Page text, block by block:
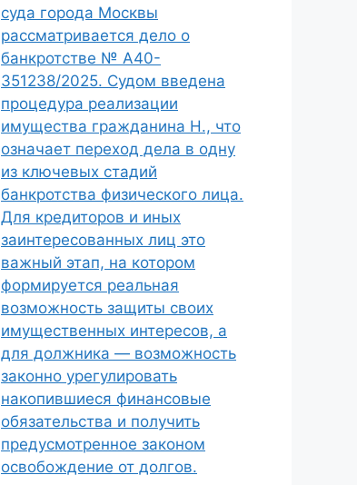
суда города Москвы
рассматривается дело о
банкротстве № А40-
351238/2025. Судом введена
процедура реализации
имущества гражданина Н., что
означает переход дела в одну
из ключевых стадий
банкротства физического лица.
Для кредиторов и иных
заинтересованных лиц это
важный этап, на котором
формируется реальная
возможность защиты своих
имущественных интересов, а
для должника — возможность
законно урегулировать
накопившиеся финансовые
обязательства и получить
предусмотренное законом
освобождение от долгов.